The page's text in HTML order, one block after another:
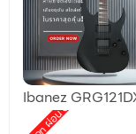
Ibanez